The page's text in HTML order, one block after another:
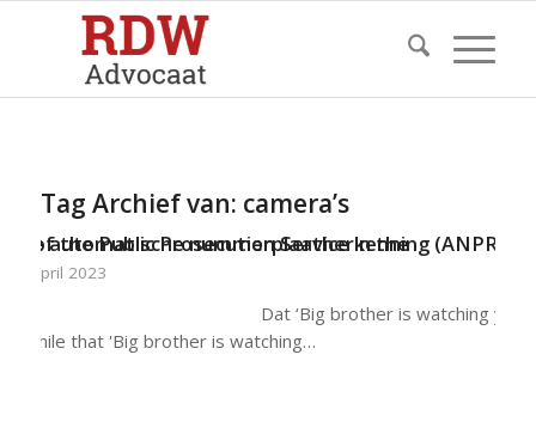
Tag Archief van: camera’s
of the Public Prosecution Service in the
a while that 'Big brother is watching…
De automatische nummerplaatherkenning (ANPR)
4 april 2023
Dat ‘Big brother is watching